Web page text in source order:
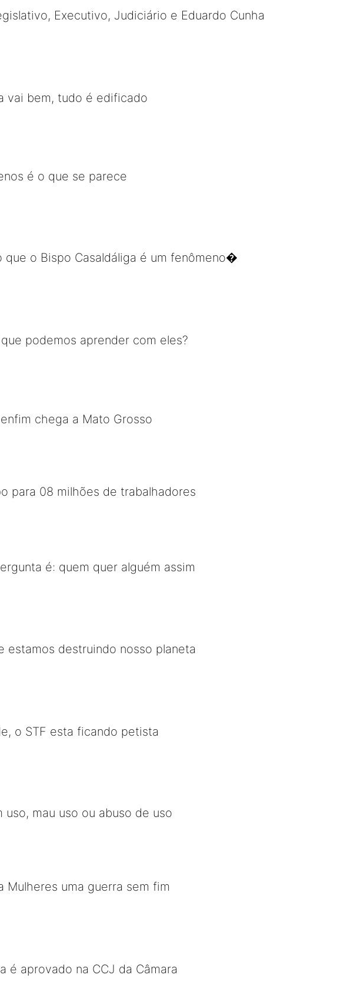
Executivo, Judiciário e Eduardo Cunha
vai bem, tudo é edificado
é o que se parece
o Bispo Casaldáliga é um fenômeno�
podemos aprender com eles?
chega a Mato Grosso
para 08 milhões de trabalhadores
é: quem quer alguém assim
estamos destruindo nosso planeta
o STF esta ficando petista
mau uso ou abuso de uso
Mulheres uma guerra sem fim
é aprovado na CCJ da Câmara